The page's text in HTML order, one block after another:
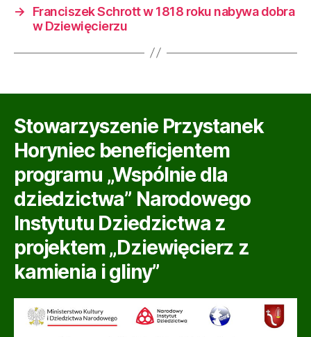
→
Franciszek Schrott w 1818 roku nabywa dobra
w Dziewięcierzu
Stowarzyszenie Przystanek
Horyniec beneficjentem
programu „Wspólnie dla
dziedzictwa” Narodowego
Instytutu Dziedzictwa z
projektem „Dziewięcierz z
kamienia i gliny”